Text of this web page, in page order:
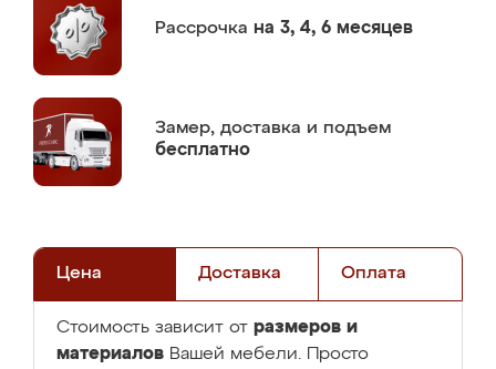
Рассрочка на 3, 4, 6 месяцев
Замер, доставка и подъем
бесплатно
Цена Доставка Оплата
Стоимость зависит от размеров и
материалов Вашей мебели. Просто